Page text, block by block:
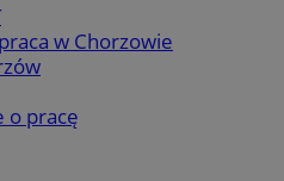
w Chorzowie
o pracę